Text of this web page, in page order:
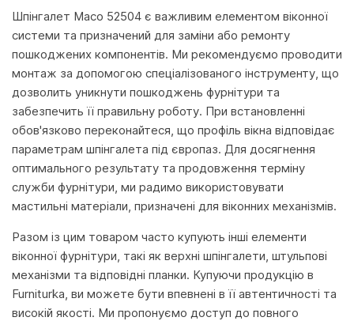
Шпінгалет Maco 52504 є важливим елементом віконної
системи та призначений для заміни або ремонту
пошкоджених компонентів. Ми рекомендуємо проводити
монтаж за допомогою спеціалізованого інструменту, що
дозволить уникнути пошкоджень фурнітури та
забезпечить її правильну роботу. При встановленні
обов'язково переконайтеся, що профіль вікна відповідає
параметрам шпінгалета під європаз. Для досягнення
оптимального результату та продовження терміну
служби фурнітури, ми радимо використовувати
мастильні матеріали, призначені для віконних механізмів.
Разом із цим товаром часто купують інші елементи
віконної фурнітури, такі як верхні шпінгалети, штульпові
механізми та відповідні планки. Купуючи продукцію в
Furniturka, ви можете бути впевнені в її автентичності та
високій якості. Ми пропонуємо доступ до повного